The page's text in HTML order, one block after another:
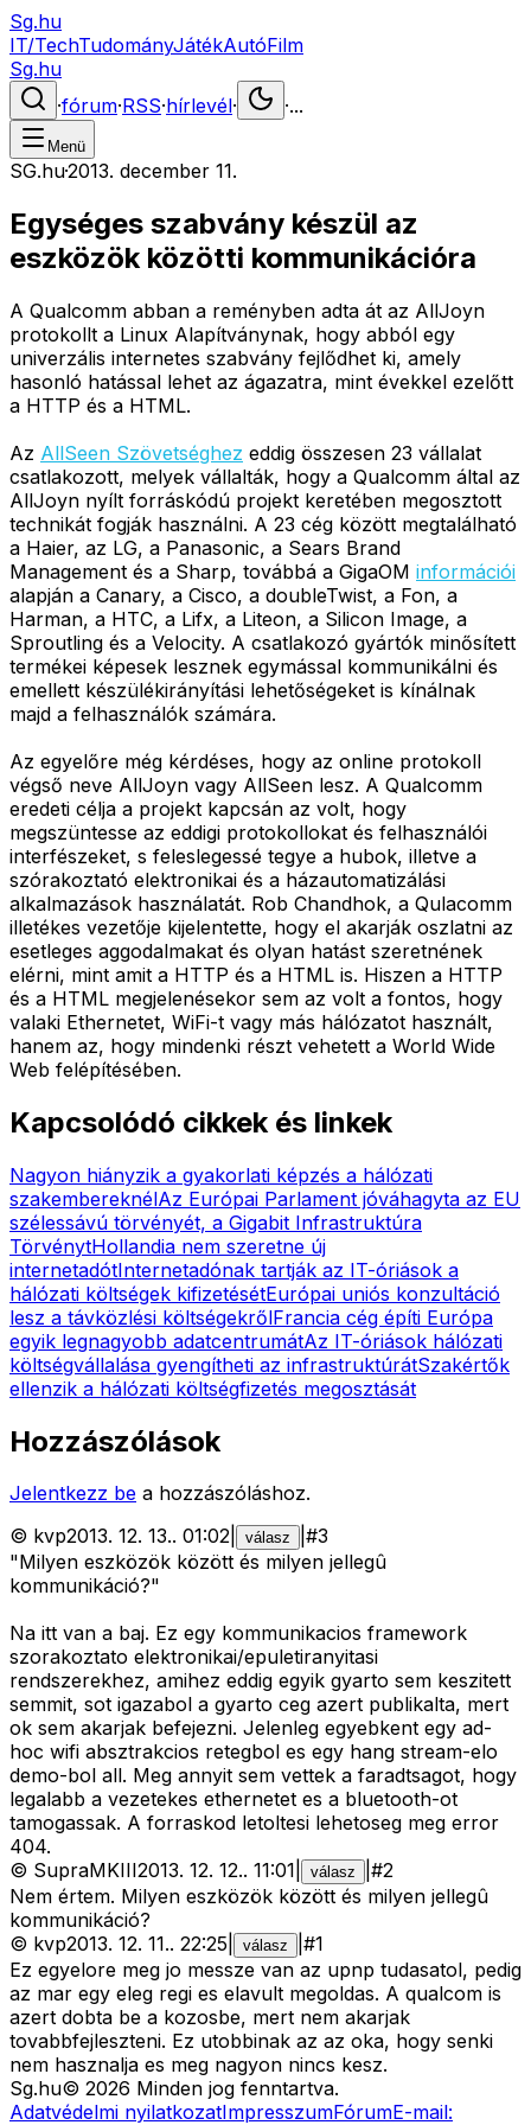
Sg.hu
IT/TechTudományJátékAutóFilm
Sg.hu
·fórum·RSS·hírlevél· ·...
Menü
SG.hu·2013. december 11.
Egységes szabvány készül az
eszközök közötti kommunikációra
A Qualcomm abban a reményben adta át az AllJoyn
protokollt a Linux Alapítványnak, hogy abból egy
univerzális internetes szabvány fejlődhet ki, amely
hasonló hatással lehet az ágazatra, mint évekkel ezelőtt
a HTTP és a HTML.
Az AllSeen Szövetséghez eddig összesen 23 vállalat
csatlakozott, melyek vállalták, hogy a Qualcomm által az
AllJoyn nyílt forráskódú projekt keretében megosztott
technikát fogják használni. A 23 cég között megtalálható
a Haier, az LG, a Panasonic, a Sears Brand
Management és a Sharp, továbbá a GigaOM információi
alapján a Canary, a Cisco, a doubleTwist, a Fon, a
Harman, a HTC, a Lifx, a Liteon, a Silicon Image, a
Sproutling és a Velocity. A csatlakozó gyártók minősített
termékei képesek lesznek egymással kommunikálni és
emellett készülékirányítási lehetőségeket is kínálnak
majd a felhasználók számára.
Az egyelőre még kérdéses, hogy az online protokoll
végső neve AllJoyn vagy AllSeen lesz. A Qualcomm
eredeti célja a projekt kapcsán az volt, hogy
megszüntesse az eddigi protokollokat és felhasználói
interfészeket, s feleslegessé tegye a hubok, illetve a
szórakoztató elektronikai és a házautomatizálási
alkalmazások használatát. Rob Chandhok, a Qulacomm
illetékes vezetője kijelentette, hogy el akarják oszlatni az
esetleges aggodalmakat és olyan hatást szeretnének
elérni, mint amit a HTTP és a HTML is. Hiszen a HTTP
és a HTML megjelenésekor sem az volt a fontos, hogy
valaki Ethernetet, WiFi-t vagy más hálózatot használt,
hanem az, hogy mindenki részt vehetett a World Wide
Web felépítésében.
Kapcsolódó cikkek és linkek
Nagyon hiányzik a gyakorlati képzés a hálózati
szakembereknélAz Európai Parlament jóváhagyta az EU
szélessávú törvényét, a Gigabit Infrastruktúra
TörvénytHollandia nem szeretne új
internetadótInternetadónak tartják az IT-óriások a
hálózati költségek kifizetésétEurópai uniós konzultáció
lesz a távközlési költségekrőlFrancia cég építi Európa
egyik legnagyobb adatcentrumátAz IT-óriások hálózati
költségvállalása gyengítheti az infrastruktúrátSzakértők
ellenzik a hálózati költségfizetés megosztását
Hozzászólások
Jelentkezz be a hozzászóláshoz.
© kvp2013. 12. 13.. 01:02 válasz #3
"Milyen eszközök között és milyen jellegû
kommunikáció?"
Na itt van a baj. Ez egy kommunikacios framework
szorakoztato elektronikai/epuletiranyitasi
rendszerekhez, amihez eddig egyik gyarto sem keszitett
semmit, sot igazabol a gyarto ceg azert publikalta, mert
ok sem akarjak befejezni. Jelenleg egyebkent egy ad-
hoc wifi absztrakcios retegbol es egy hang stream-elo
demo-bol all. Meg annyit sem vettek a faradtsagot, hogy
legalabb a vezetekes ethernetet es a bluetooth-ot
tamogassak. A forraskod letoltesi lehetoseg meg error
404.
© SupraMKIII2013. 12. 12.. 11:01 válasz #2
Nem értem. Milyen eszközök között és milyen jellegû
kommunikáció?
© kvp2013. 12. 11.. 22:25 válasz #1
Ez egyelore meg jo messze van az upnp tudasatol, pedig
az mar egy eleg regi es elavult megoldas. A qualcom is
azert dobta be a kozosbe, mert nem akarjak
tovabbfejleszteni. Ez utobbinak az az oka, hogy senki
nem hasznalja es meg nagyon nincs kesz.
Sg.hu© 2026 Minden jog fenntartva.
Adatvédelmi nyilatkozatImpresszumFórumE-mail: